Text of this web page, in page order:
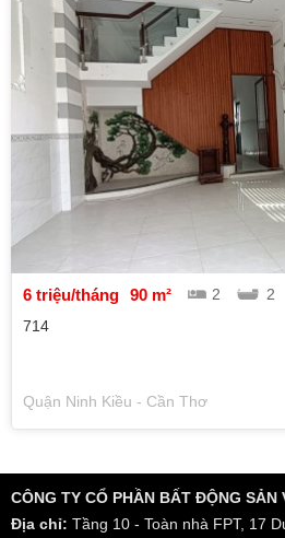
6 triệu/tháng 90 m² 2
2
714
Quận Ninh Kiều - Cần Thơ
CÔNG TY CỔ PHẦN BẤT ĐỘNG SẢN
Địa chỉ: Tầng 10 - Toàn nhà FPT, 17